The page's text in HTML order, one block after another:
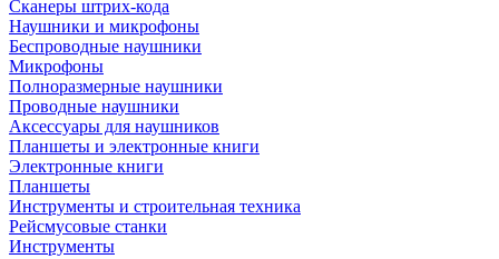
Сканеры штрих-кода
Наушники и микрофоны
Беспроводные наушники
Микрофоны
Полноразмерные наушники
Проводные наушники
Аксессуары для наушников
Планшеты и электронные книги
Электронные книги
Планшеты
Инструменты и строительная техника
Рейсмусовые станки
Инструменты